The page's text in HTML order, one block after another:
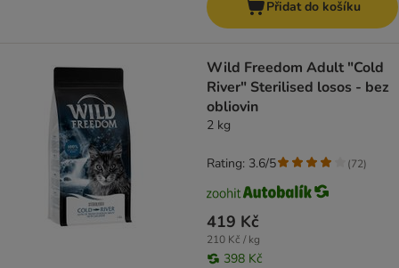
Přidat do košíku
Wild Freedom Adult "Cold
River" Sterilised losos - bez
obliovin
2 kg
419 Kč
210 Kč / kg
398 Kč
Rating: 3.6/5 (72)